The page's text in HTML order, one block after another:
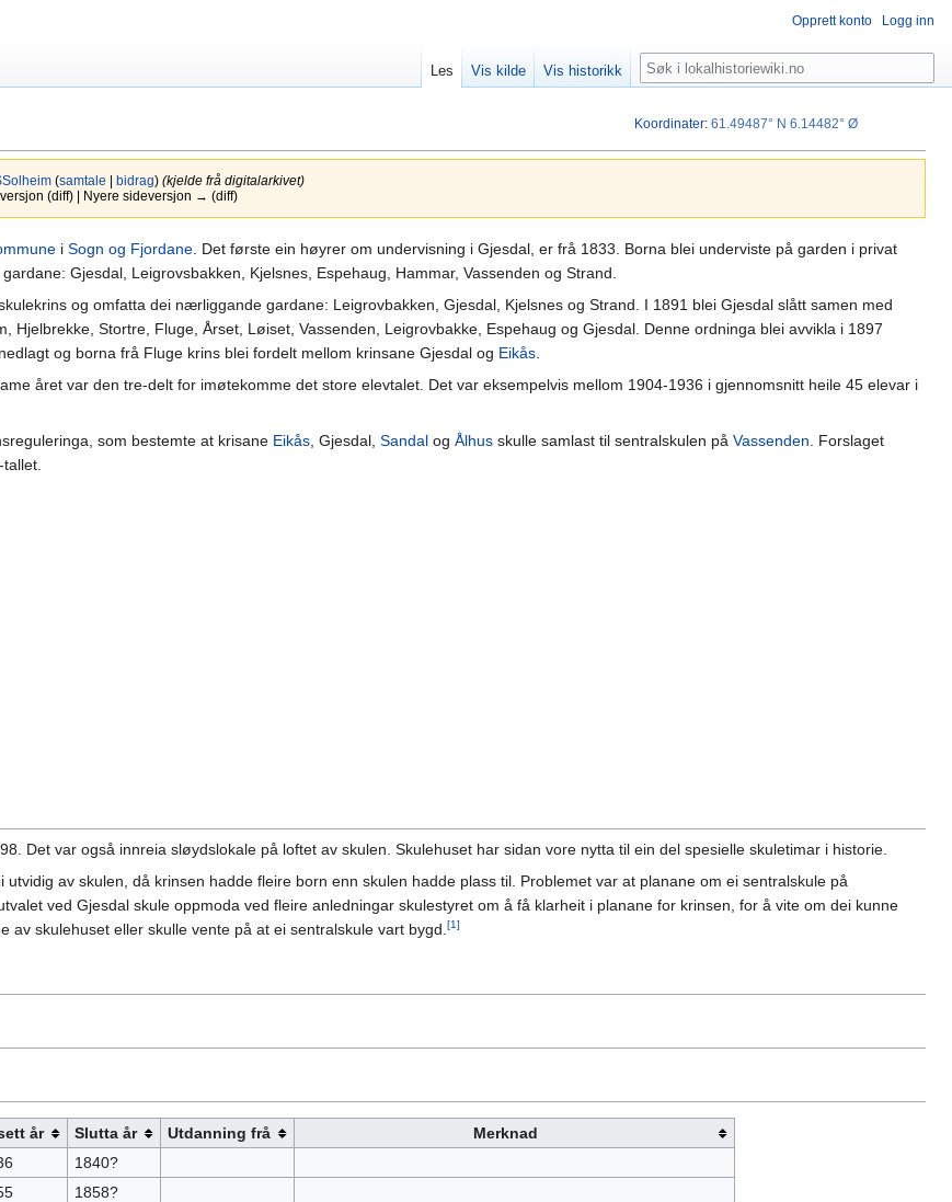
(samtale bidrag) (kjelde frå digitalarkivet)
(diff) | Nyere sideversjon → (diff)
i Sogn og Fjordane . Det første ein høyrer om undervisning i Gjesdal, er frå 1833. Borna blei underviste på garden i privat
Gjesdal, Leigrovsbakken, Kjelsnes, Espehaug, Hammar, Vassenden og Strand.
og omfatta dei nærliggande gardane: Leigrovbakken, Gjesdal, Kjelsnes og Strand. I 1891 blei Gjesdal slått samen med
Hjelbrekke, Stortre, Fluge, Årset, Løiset, Vassenden, Leigrovbakke, Espehaug og Gjesdal. Denne ordninga blei avvikla i 1897
og borna frå Fluge krins blei fordelt mellom krinsane Gjesdal og Eikås
året var den tre-delt for imøtekomme det store elevtalet. Det var eksempelvis mellom 1904-1936 i gjennomsnitt heile 45 elevar i
som bestemte at krisane Eikås , Gjesdal, Sandal og Ålhus skulle samlast til sentralskulen på Vassenden . Forslaget
Det var også innreia sløydslokale på loftet av skulen. Skulehuset har sidan vore nytta til ein del spesielle skuletimar i historie.
av skulen, då krinsen hadde fleire born enn skulen hadde plass til. Problemet var at planane om ei sentralskule på
ved Gjesdal skule oppmoda ved fleire anledningar skulestyret om å få klarheit i planane for krinsen, for å vite om dei kunne
av skulehuset eller skulle vente på at ei sentralskule vart bygd. [1]
år Slutta år Utdanning frå
Merknad
1840?
1858?
Koordinater:61.49487° N 6.14482° Ø
Opprett konto Logg inn
Les Vis kilde Vis historikk Søk